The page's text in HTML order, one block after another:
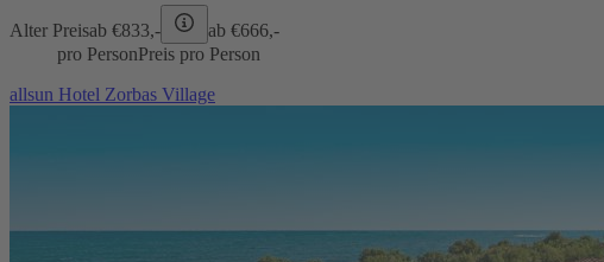
Alter Preisab €833,- ab €666,-
pro PersonPreis pro Person
allsun Hotel Zorbas Village